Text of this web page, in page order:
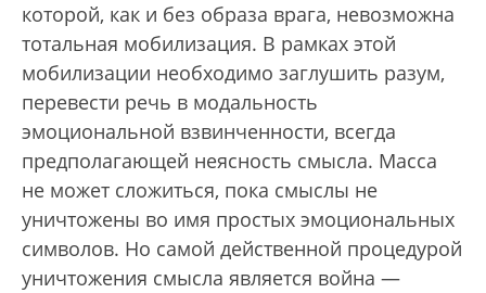
которой, как и без образа врага, невозможна
тотальная мобилизация. В рамках этой
мобилизации необходимо заглушить разум,
перевести речь в модальность
эмоциональной взвинченности, всегда
предполагающей неясность смысла. Масса
не может сложиться, пока смыслы не
уничтожены во имя простых эмоциональных
символов. Но самой действенной процедурой
уничтожения смысла является война —